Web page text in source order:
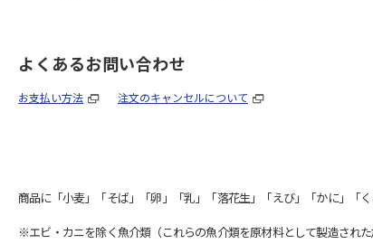
よくあるお問い合わせ
お支払い方法 注文のキャンセルについて
商品に「小麦」「そば」「卵」「乳」「落花生」「えび」「かに」「
※エビ・カニを除く魚介類（これらの魚介類を原材料として製造され